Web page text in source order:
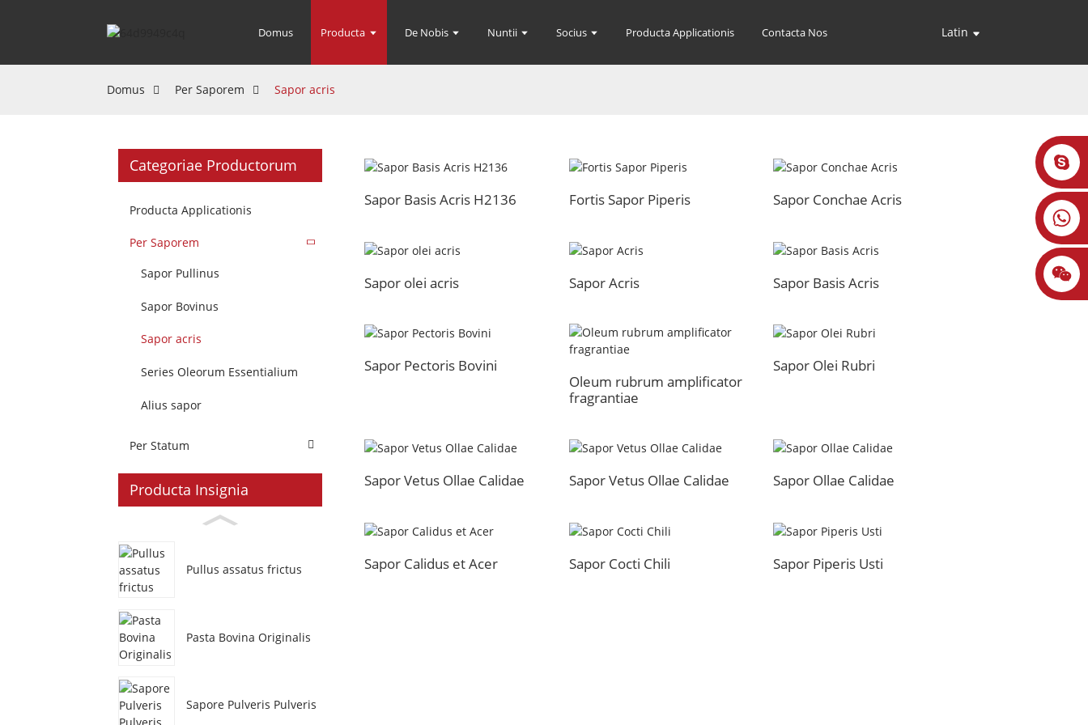
Domus Producta De Nobis Nuntii Socius Producta Applicationis Contacta Nos Latin
Domus Per Saporem Sapor acris
Categoriae Productorum
Producta Applicationis
Per Saporem
Sapor Pullinus
Sapor Bovinus
Sapor acris
Series Oleorum Essentialium
Alius sapor
Per Statum
Producta Insignia
Pullus assatus frictus
Pasta Bovina Originalis
Sapore Pulveris Pulveris
Sapor Basis Acris H2136 Fortis Sapor Piperis Sapor Conchae Acris
Sapor olei acris Sapor Acris Sapor Basis Acris
Sapor Pectoris Bovini
Oleum rubrum amplificator
fragrantiae
Sapor Olei Rubri
Sapor Vetus Ollae Calidae Sapor Vetus Ollae Calidae Sapor Ollae Calidae
Sapor Calidus et Acer Sapor Cocti Chili Sapor Piperis Usti